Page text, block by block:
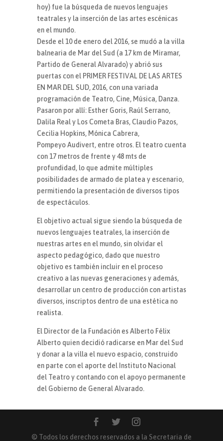
hoy) fue la búsqueda de nuevos lenguajes
teatrales y la inserción de las artes escénicas
en el mundo.
Desde el 10 de enero del 2016, se mudó a la villa
balnearia de Mar del Sud (a 17 km de Miramar,
Partido de General Alvarado) y abrió sus
puertas con el PRIMER FESTIVAL DE LAS ARTES
EN MAR DEL SUD, 2016, con una variada
programación de Teatro, Cine, Música, Danza.
Pasaron por allí: Esther Goris, Raúl Serrano,
Dalila Real y Los Cometa Bras, Claudio Pazos,
Cecilia Hopkins, Mónica Cabrera,
Pompeyo Audivert, entre otros. El teatro cuenta
con 17 metros de frente y 48 mts de
profundidad, lo que admite múltiples
posibilidades de armado de platea y escenario,
permitiendo la presentación de diversos tipos
de espectáculos.
El objetivo actual sigue siendo la búsqueda de
nuevos lenguajes teatrales, la inserción de
nuestras artes en el mundo, sin olvidar el
aspecto pedagógico, dado que nuestro
objetivo es también incluir en el proceso
creativo a las nuevas generaciones y además,
desarrollar un centro de producción con artistas
diversos, inscriptos dentro de una estética no
realista.
El Director de la Fundación es Alberto Félix
Alberto quien decidió radicarse en Mar del Sud
y donar a la villa el nuevo espacio, construido
en parte con el aporte del Instituto Nacional
del Teatro y contando con el apoyo permanente
del Gobierno de General Alvarado.
© Todos los derechos reservados a la Secretaria de